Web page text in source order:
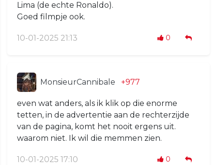
Lima (de echte Ronaldo).
Goed filmpje ook.
10-01-2025 21:13 0
MonsieurCannibale +977
even wat anders, als ik klik op die enorme
tetten, in de advertentie aan de rechterzijde
van de pagina, komt het nooit ergens uit.
waarom niet. Ik wil die memmen zien.
10-01-2025 17:10 0